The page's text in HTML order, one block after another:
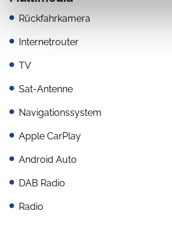
Rückfahrkamera
Internetrouter
TV
Sat-Antenne
Navigationssystem
Apple CarPlay
Android Auto
DAB Radio
Radio